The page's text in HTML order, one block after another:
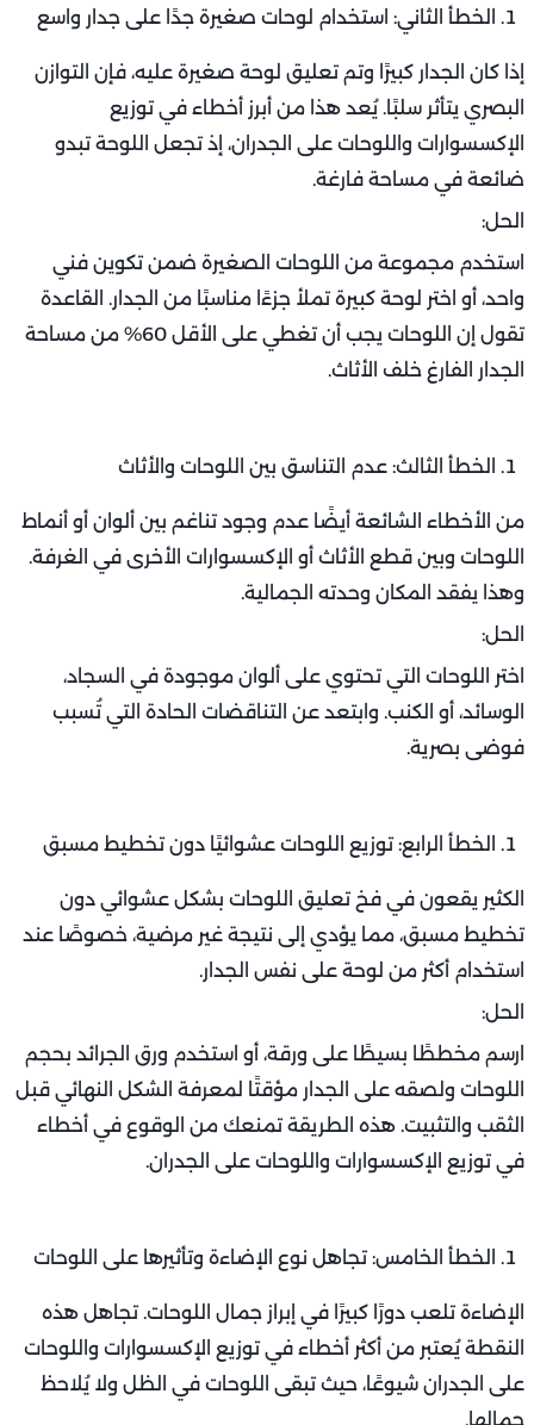
الخطأ الثاني: استخدام لوحات صغيرة جدًا على جدار واسع
إذا كان الجدار كبيرًا وتم تعليق لوحة صغيرة عليه، فإن التوازن
البصري يتأثر سلبًا. يُعد هذا من أبرز أخطاء في توزيع
الإكسسوارات واللوحات على الجدران، إذ تجعل اللوحة تبدو
ضائعة في مساحة فارغة.
الحل:
استخدم مجموعة من اللوحات الصغيرة ضمن تكوين فني
واحد، أو اختر لوحة كبيرة تملأ جزءًا مناسبًا من الجدار. القاعدة
تقول إن اللوحات يجب أن تغطي على الأقل 60% من مساحة
الجدار الفارغ خلف الأثاث.
الخطأ الثالث: عدم التناسق بين اللوحات والأثاث
من الأخطاء الشائعة أيضًا عدم وجود تناغم بين ألوان أو أنماط
اللوحات وبين قطع الأثاث أو الإكسسوارات الأخرى في الغرفة.
وهذا يفقد المكان وحدته الجمالية.
الحل:
اختر اللوحات التي تحتوي على ألوان موجودة في السجاد،
الوسائد، أو الكنب. وابتعد عن التناقضات الحادة التي تُسبب
فوضى بصرية.
الخطأ الرابع: توزيع اللوحات عشوائيًا دون تخطيط مسبق
الكثير يقعون في فخ تعليق اللوحات بشكل عشوائي دون
تخطيط مسبق، مما يؤدي إلى نتيجة غير مرضية، خصوصًا عند
استخدام أكثر من لوحة على نفس الجدار.
الحل:
ارسم مخططًا بسيطًا على ورقة، أو استخدم ورق الجرائد بحجم
اللوحات ولصقه على الجدار مؤقتًا لمعرفة الشكل النهائي قبل
الثقب والتثبيت. هذه الطريقة تمنعك من الوقوع في أخطاء
في توزيع الإكسسوارات واللوحات على الجدران.
الخطأ الخامس: تجاهل نوع الإضاءة وتأثيرها على اللوحات
الإضاءة تلعب دورًا كبيرًا في إبراز جمال اللوحات. تجاهل هذه
النقطة يُعتبر من أكثر أخطاء في توزيع الإكسسوارات واللوحات
على الجدران شيوعًا، حيث تبقى اللوحات في الظل ولا يُلاحظ
جمالها.